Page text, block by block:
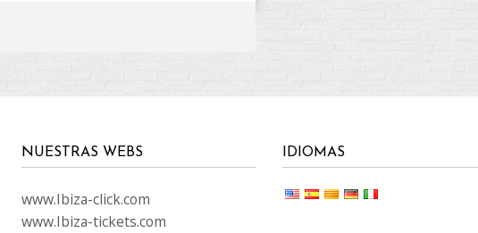
NUESTRAS WEBS
www.Ibiza-click.com
www.Ibiza-tickets.com
IDIOMAS